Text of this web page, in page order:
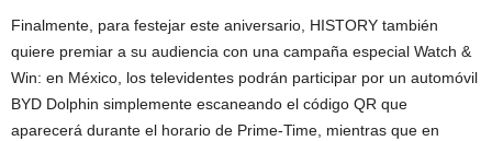
Finalmente, para festejar este aniversario, HISTORY también
quiere premiar a su audiencia con una campaña especial Watch &
Win: en México, los televidentes podrán participar por un automóvil
BYD Dolphin simplemente escaneando el código QR que
aparecerá durante el horario de Prime-Time, mientras que en